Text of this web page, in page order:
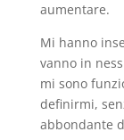
aumentare.
Mi hanno
vanno in
mi sono
definirmi,
abbondante